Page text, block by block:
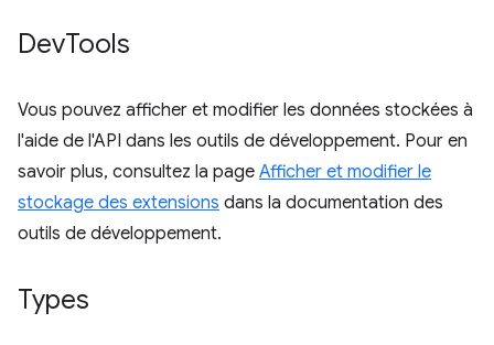
DevTools
Vous pouvez afficher et modifier les données stockées à
l'aide de l'API dans les outils de développement. Pour en
savoir plus, consultez la page Afficher et modifier le
stockage des extensions dans la documentation des
outils de développement.
Types